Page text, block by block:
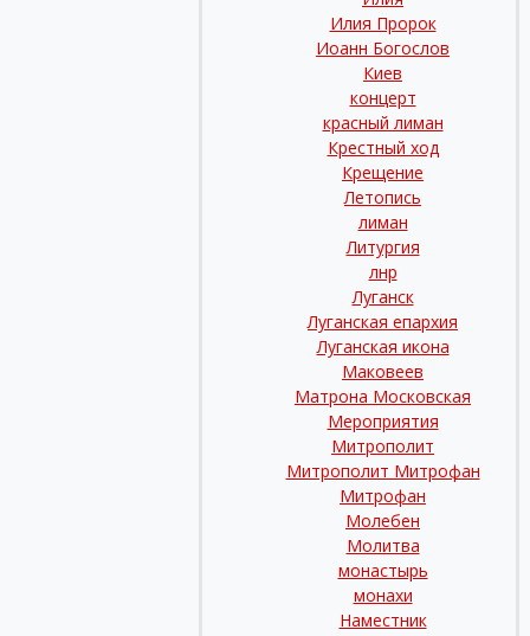
Илия Пророк
Иоанн Богослов
Киев
концерт
красный лиман
Крестный ход
Крещение
Летопись
лиман
Литургия
лнр
Луганск
Луганская епархия
Луганская икона
Маковеев
Матрона Московская
Мероприятия
Митрополит
Митрополит Митрофан
Митрофан
Молебен
Молитва
монастырь
монахи
Наместник